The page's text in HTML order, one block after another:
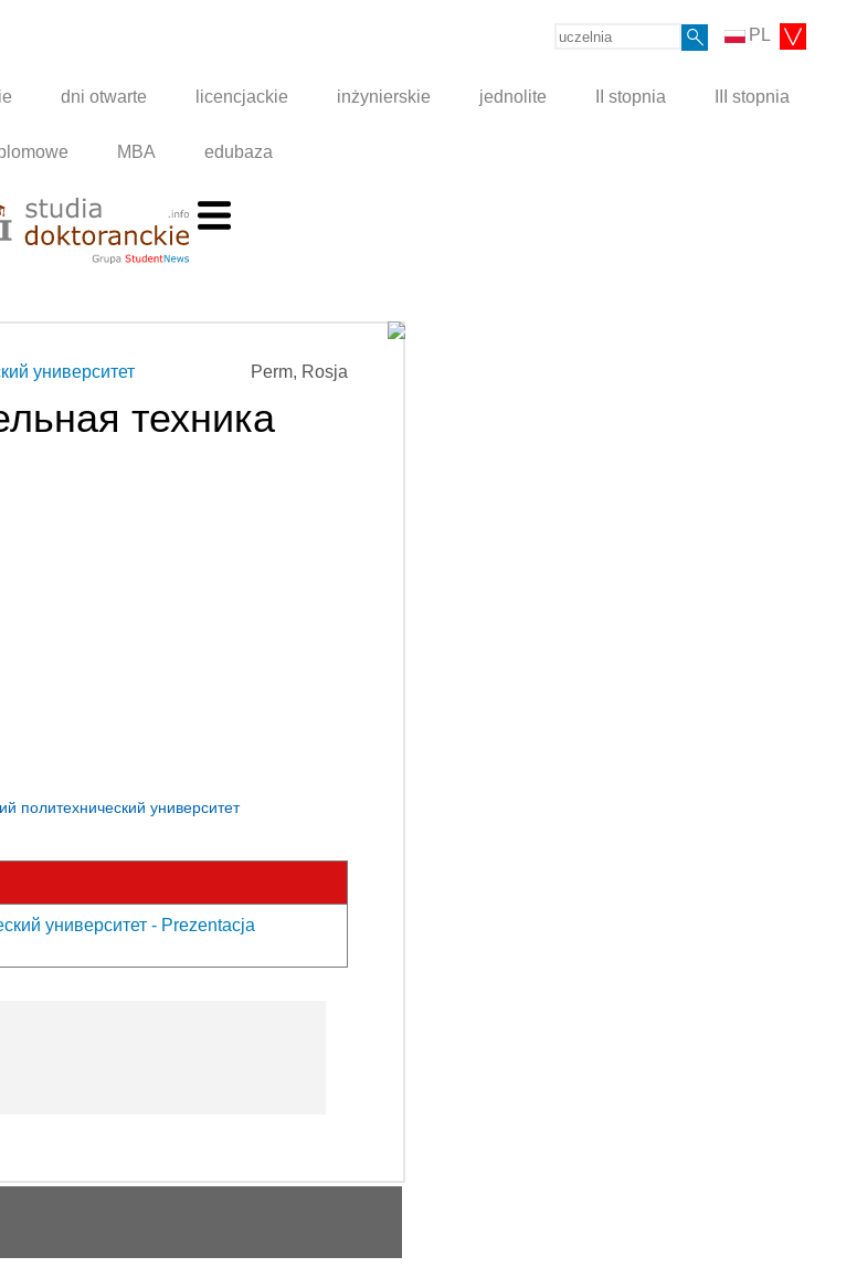
PL
dni otwarte licencjackie inżynierskie jednolite II stopnia III stopnia
MBA edubaza
Perm, Rosja
университет
техника
политехнический университет
университет - Prezentacja